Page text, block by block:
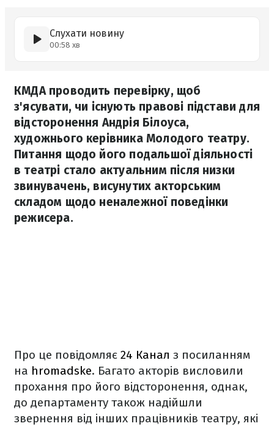
Слухати новину
00:58 хв
КМДА проводить перевірку, щоб
з'ясувати, чи існують правові підстави для
відсторонення Андрія Білоуса,
художнього керівника Молодого театру.
Питання щодо його подальшої діяльності
в театрі стало актуальним після низки
звинувачень, висунутих акторським
складом щодо неналежної поведінки
режисера.
Про це повідомляє 24 Канал з посиланням
на hromadske. Багато акторів висловили
прохання про його відсторонення, однак,
до департаменту також надійшли
звернення від інших працівників театру, які